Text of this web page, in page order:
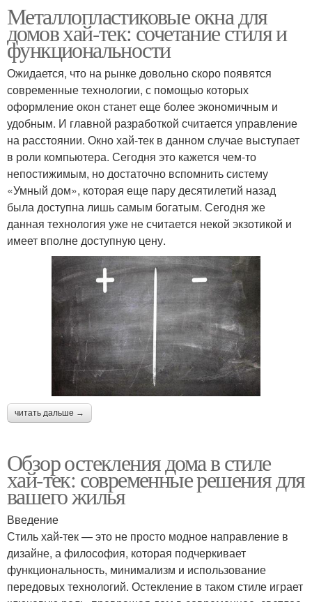
Металлопластиковые окна для
домов хай-тек: сочетание стиля и
функциональности
Ожидается, что на рынке довольно скоро появятся
современные технологии, с помощью которых
оформление окон станет еще более экономичным и
удобным. И главной разработкой считается управление
на расстоянии. Окно хай-тек в данном случае выступает
в роли компьютера. Сегодня это кажется чем-то
непостижимым, но достаточно вспомнить систему
«Умный дом», которая еще пару десятилетий назад
была доступна лишь самым богатым. Сегодня же
данная технология уже не считается некой экзотикой и
имеет вполне доступную цену.
читать дальше →
Обзор остекления дома в стиле
хай-тек: современные решения для
вашего жилья
Введение
Стиль хай-тек — это не просто модное направление в
дизайне, а философия, которая подчеркивает
функциональность, минимализм и использование
передовых технологий. Остекление в таком стиле играет